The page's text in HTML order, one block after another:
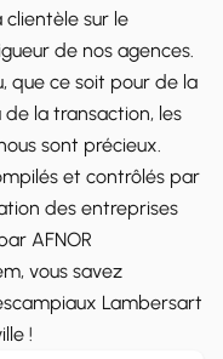
clientèle sur le
de nos agences.
que ce soit pour de la
la transaction, les
sont précieux.
et contrôlés par
des entreprises
AFNOR
vous savez
Lambersart
!